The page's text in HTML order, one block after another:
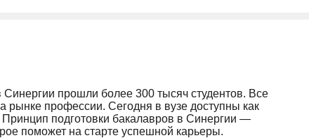
прошли более 300 тысяч студентов. Все
рынке профессии. Сегодня в вузе доступны как
подготовки бакалавров в ‎Синергии —
поможет на старте успешной карьеры.